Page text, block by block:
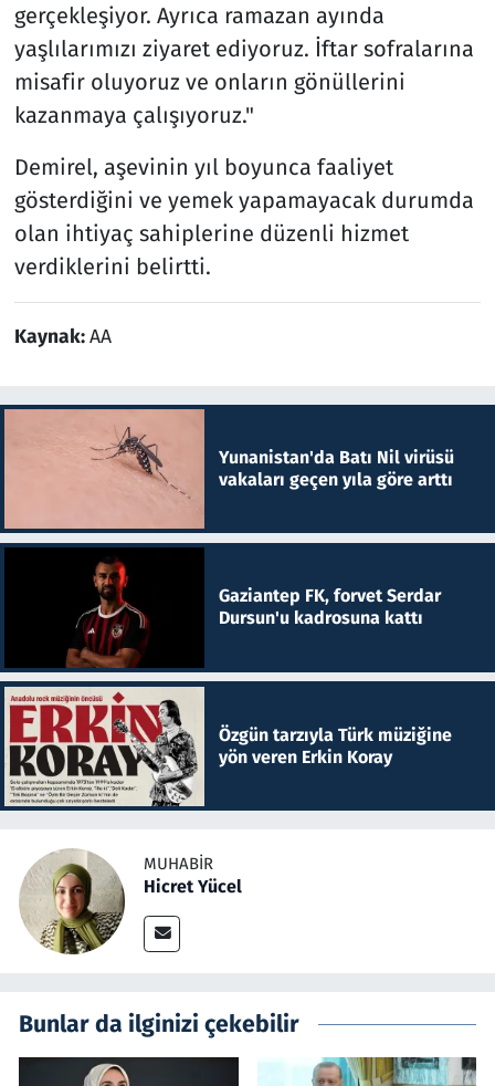
gerçekleşiyor. Ayrıca ramazan ayında
yaşlılarımızı ziyaret ediyoruz. İftar sofralarına
misafir oluyoruz ve onların gönüllerini
kazanmaya çalışıyoruz."
Demirel, aşevinin yıl boyunca faaliyet
gösterdiğini ve yemek yapamayacak durumda
olan ihtiyaç sahiplerine düzenli hizmet
verdiklerini belirtti.
Kaynak:AA
Yunanistan'da Batı Nil virüsü
vakaları geçen yıla göre arttı
Gaziantep FK, forvet Serdar
Dursun'u kadrosuna kattı
Özgün tarzıyla Türk müziğine
yön veren Erkin Koray
MUHABIR
Hicret Yücel
Bunlar da ilginizi çekebilir